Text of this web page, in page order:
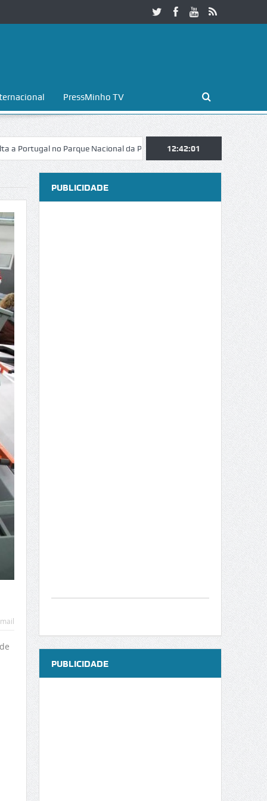
PressMinho TV
no Parque Nacional da Peneda-Gerês Esposende. Galaicofolia
12:42:02
PUBLICIDADE
PUBLICIDADE